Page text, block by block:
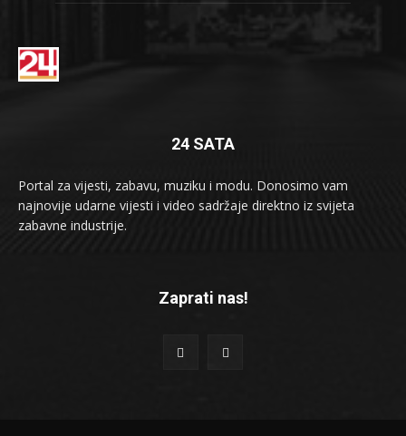
24 SATA
Portal za vijesti, zabavu, muziku i modu. Donosimo vam
najnovije udarne vijesti i video sadržaje direktno iz svijeta
zabavne industrije.
Zaprati nas!